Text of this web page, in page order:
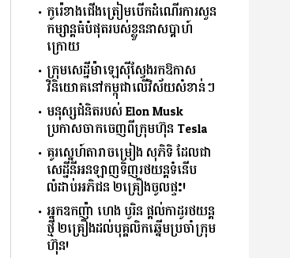
កូរ៉េខាងជើងត្រៀមបើកដំណើរការសួន
កម្សាន្តធំបំផុតរបស់ខ្លួននាសប្ដាហ៍
ក្រោយ
ក្រុមសេដ្ឋីម៉ាឡេស៊ីស្វែងរកឱកាស
វិនិយោគនៅកម្ពុជាលើវិស័យសំខាន់ៗ
មនុស្សជំនិតរបស់ Elon Musk
ប្រកាសចាកចេញពីក្រុមហ៊ុន Tesla
គូរស្នេហ៍តារាចម្រៀង សុភិទិ ដែលជា
សេដ្ឋីនីអនឡាញទិញរថយន្តទំនើប
លំដាប់អភិជន ២គ្រឿងចូលផ្ទះ!
អ្នកឧកញ៉ា ហេង បូរិន ផ្តល់កាដូរថយន្ត
ថ្មី ២គ្រឿងដល់បុគ្គលិកឆ្នើមប្រចាំក្រុម
ហ៊ុន!